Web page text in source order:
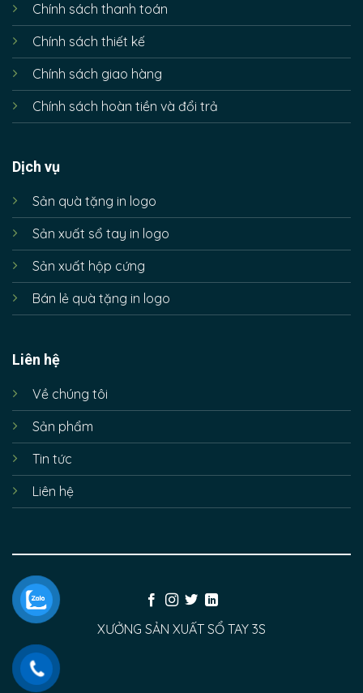
Chính sách thanh toán
Chính sách thiết kế
Chính sách giao hàng
Chính sách hoàn tiền và đổi trả
Dịch vụ
Sản quà tặng in logo
Sản xuất sổ tay in logo
Sản xuất hộp cứng
Bán lẻ quà tặng in logo
Liên hệ
Về chúng tôi
Sản phẩm
Tin tức
Liên hệ
XƯỞNG SẢN XUẤT SỔ TAY 3S